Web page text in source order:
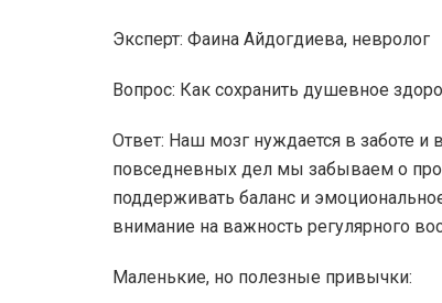
Эксперт: Фаина Айдогдиева, невролог
Вопрос: Как сохранить душевное
Ответ: Наш мозг нуждается в заботе
повседневных дел мы забываем о
поддерживать баланс и
внимание на важность регулярного
Маленькие, но полезные привычки: